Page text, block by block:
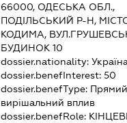
66000, ОДЕСЬКА ОБЛ.,
ПОДІЛЬСЬКИЙ Р-Н,
КОДИМА,
БУДИНОК 10
dossier.nationality: Україна
dossier.benefInterest: 50
dossier.benefType: Прямий
вирішальний вплив
dossier.benefRole: